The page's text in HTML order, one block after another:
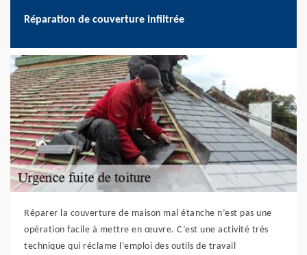
Réparation de couverture infiltrée
Réparer la couverture de maison mal étanche n’est pas une
opération facile à mettre en œuvre. C’est une activité très
technique qui réclame l’emploi des outils de travail